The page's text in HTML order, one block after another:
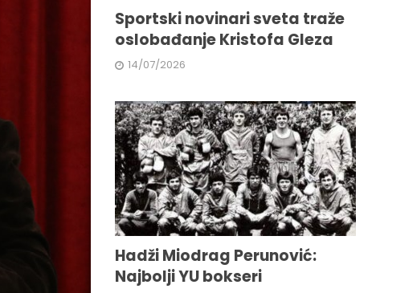
Sportski novinari sveta traže
oslobađanje Kristofa Gleza
14/07/2026
Hadži Miodrag Perunović:
Najbolji YU bokseri